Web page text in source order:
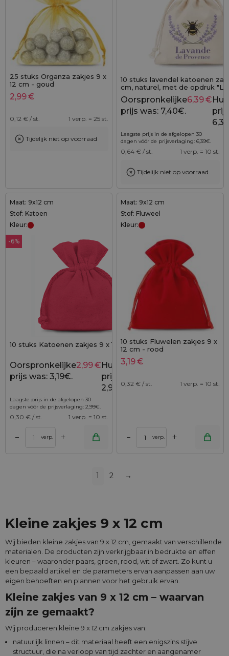
25 stuks Organza zakjes 9 x
12 cm - goud
2,99€
0,12 € / st. 1 verp. = 25 st.
Tijdelijk niet op voorraad
10 stuks lavendel katoenen
cm, naturel, met de opdruk
Provence"
Oorspronkelijke
prijs was: 7,40€.
6,39€
Laagste prijs in de afgelopen 30
dagen vóór de prijsverlaging:6,39€.
0,64 € / st. 1 verp. = 10 st.
Tijdelijk niet op voorraad
Maat: 9x12 cm
Stof: Katoen
Kleur:
-6%
10 stuks Katoenen zakjes 9 x 12 cm - rood
3,19
Oorspronkelijke
prijs was: 3,19€.
2,99€Huidige
prijs is:
2,99€.
Laagste prijs in de afgelopen 30
dagen vóór de prijsverlaging: 2,99€.
0,30 € / st. 1 verp. = 10 st.
– verp. +
Maat: 9x12 cm
Stof: Fluweel
Kleur:
10 stuks Fluwelen zakjes 9 x
12 cm - rood
3,19€
0,32 € / st. 1 verp. = 10 st.
– verp. +
1 2 →
Kleine zakjes 9 x 12 cm
Wij bieden kleine zakjes van 9 x 12 cm, gemaakt van verschillende
materialen. De producten zijn verkrijgbaar in bedrukte en effen
kleuren – waaronder paars, groen, rood, wit of zwart. Zo kunt u
een bepaald artikel en de parameters ervan aanpassen aan uw
eigen behoeften en plannen voor het gebruik ervan.
Kleine zakjes van 9 x 12 cm – waarvan
zijn ze gemaakt?
Wij produceren kleine 9 x 12 cm zakjes van:
natuurlijk linnen – dit materiaal heeft een enigszins stijve
structuur, die na verloop van tijd zachter en aangenamer